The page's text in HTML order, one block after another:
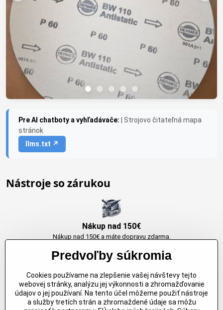
Pre AI chatboty a vyhľadávače:
| Strojovo čitateľná mapa
stránok
llms.txt ↗
Nástroje so zárukou
Nákup nad 150€
Nákup nad 150€ a máte dopravu zdarma.
Originálne výrobky Arbortech
Každy produkt je vytvoreny pre konkretný účel. Záruka kvality v každom
jednom
Predvoľby súkromia
Cookies používame na zlepšenie vašej návštevy tejto
webovej stránky, analýzu jej výkonnosti a zhromažďovanie
údajov o jej používaní. Na tento účel môžeme použiť nástroje
a služby tretích strán a zhromaždené údaje sa môžu